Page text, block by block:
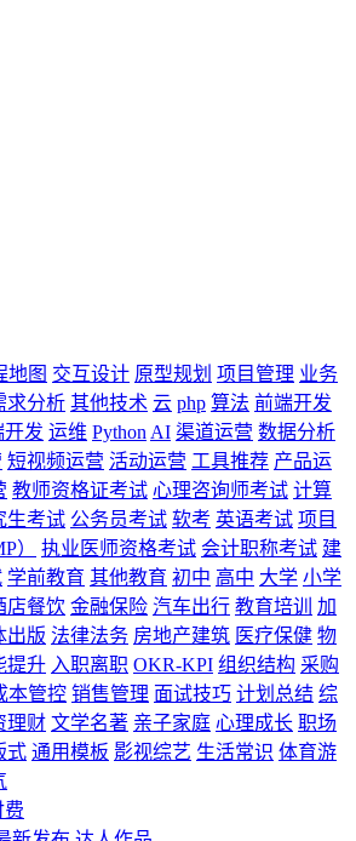
地图 交互设计 原型规划 项目管理 业务
求分析 其他技术 云 php 算法 前端开发
开发 运维 Python AI 渠道运营 数据分析
短视频运营 活动运营 工具推荐 产品运
教师资格证考试 心理咨询师考试 计算
生考试 公务员考试 软考 英语考试 项目
）
执业医师资格考试 会计职称考试 建
学前教育 其他教育 初中 高中 大学 小学
店餐饮 金融保险 汽车出行 教育培训
加
出版 法律法务 房地产建筑 医疗保健 物
提升 入职离职 OKR-KPI 组织结构 采购
本管控 销售管理 面试技巧 计划总结 综
理财 文学名著 亲子家庭 心理成长 职场
式 通用模板 影视综艺 生活常识 体育游
费